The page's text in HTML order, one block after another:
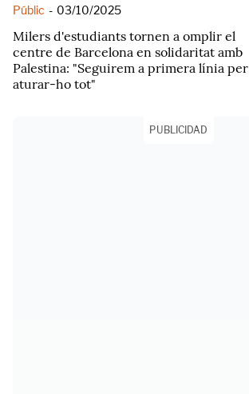
Públic - 03/10/2025
Milers d'estudiants tornen a omplir el
centre de Barcelona en solidaritat amb
Palestina: "Seguirem a primera línia per
aturar-ho tot"
PUBLICIDAD